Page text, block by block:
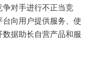
对手进行不正当竞
向用户提供服务、使
据助长自营产品和服